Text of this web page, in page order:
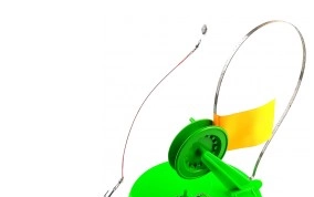
Риболовні сітки (99)
Зимові снасті (126)